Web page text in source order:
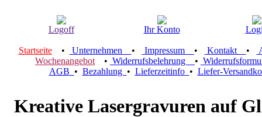
Logoff Ihr Konto
Startseite• Unternehmen • Impressum • Kontakt •
Wochenangebot • Widerrufsbelehrung •
AGB • Bezahlung • Lieferzeitinfo • Liefer-
Kreative Lasergravuren auf